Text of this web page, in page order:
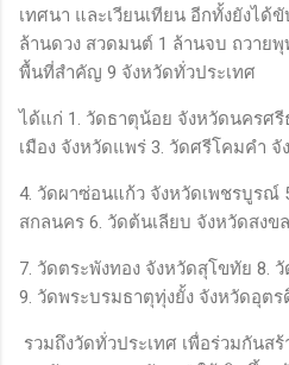
เทศนา และเวียนเทียน อีกทั้งยังได้
ล้านดวง สวดมนต์ 1 ล้านจบ ถวาย
พื้นที่สำคัญ 9 จังหวัดทั่วประเทศ
ได้แก่ 1. วัดธาตุน้อย จังหวัดนครศ
เมือง จังหวัดแพร่ 3. วัดศรีโคมคำ จั
4. วัดผาซ่อนแก้ว จังหวัดเพชรบูรณ์
สกลนคร 6. วัดต้นเลียบ จังหวัดสงข
7. วัดตระพังทอง จังหวัดสุโขทัย 8.
9. วัดพระบรมธาตุทุ่งยั้ง จังหวัดอุตร
รวมถึงวัดทั่วประเทศ เพื่อร่วมกันส